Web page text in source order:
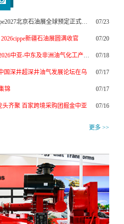
⋅ 官宣！聚力全球能源产业，cippe2027北京石油展全球预定正式启动 07/23
新疆石油展圆满收官 07/20
中亚-中东及非洲油气化工产业论 07/18
国深井超深井油气发展论坛在乌 07/17
锦 07/17
齐聚 百家跨境采购团掘金中亚 07/16
更多 >>